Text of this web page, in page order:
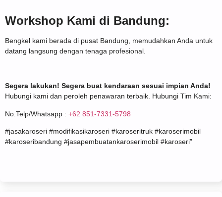
Workshop Kami di Bandung:
Bengkel kami berada di pusat Bandung, memudahkan Anda untuk
datang langsung dengan tenaga profesional.
Segera lakukan! Segera buat kendaraan sesuai impian Anda!
Hubungi kami dan peroleh penawaran terbaik. Hubungi Tim Kami:
No.Telp/Whatsapp : +62 851-7331-5798
#jasakaroseri #modifikasikaroseri #karoseritruk #karoserimobil
#karoseribandung #jasapembuatankaroserimobil #karoseri”